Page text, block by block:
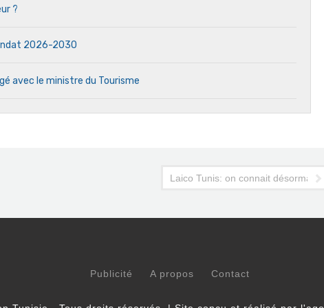
?
2026-2030
avec le ministre du Tourisme
de voyages Laico Tunis: on connait désormais
Publicité A propos Contact